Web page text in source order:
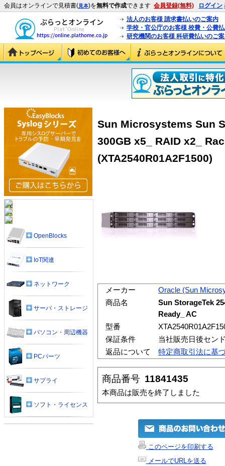
会員はオンラインで見積書(見本)を無料で作成できます 会員登録(無料) ログイン
法人のお客様 請求書払いのご案内
学校・官公庁のお客様 校費・公費
研究機関のお客様 科研費払いのご
Sun Microsystems Sun
300GB x5_ RAID x2_
(XTA2540R01A2F1500)
メーカー
Oracle (Sun
商品名
Sun StorageTek
Ready_ AC
型番
保証条件
当社販売日後セン
返品について
特定商取引法に基
商品番号 11841435
本商品は販売を終了しました
このページを印刷する
メールでURLを送る
OpenBlocks
IoT関連
ネットワーク
サーバ・ストレージ
パソコン・周辺機器
PCパーツ
サプライ
ソフト・ライセンス